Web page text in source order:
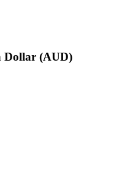
Dollar (AUD)